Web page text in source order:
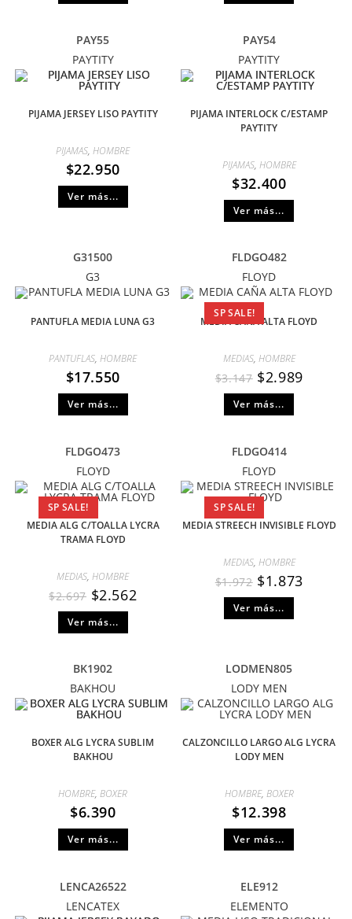
PAY55
PAYTITY
PIJAMA JERSEY LISO PAYTITY
PIJAMAS,HOMBRE
$22.950
Ver más...
PAY54
PAYTITY
PIJAMA INTERLOCK C/ESTAMP
PAYTITY
PIJAMAS, HOMBRE
$32.400
Ver más...
G31500
G3
PANTUFLA MEDIA LUNA G3
PANTUFLAS,HOMBRE
$17.550
Ver más...
FLDGO482
FLOYD
SP SALE!
MEDIA CAÑA ALTA FLOYD
MEDIAS, HOMBRE
$3.147 $2.989
Ver más...
FLDGO473
FLOYD
SP SALE!
MEDIA ALG C/TOALLA LYCRA
TRAMA FLOYD
MEDIAS,HOMBRE
$2.697 $2.562
Ver más...
FLDGO414
FLOYD
SP SALE!
MEDIA STREECH INVISIBLE FLOYD
MEDIAS, HOMBRE
$1.972 $1.873
Ver más...
BK1902
BAKHOU
BOXER ALG LYCRA SUBLIM
BAKHOU
HOMBRE,BOXER
$6.390
Ver más...
LODMEN805
LODY MEN
CALZONCILLO LARGO ALG LYCRA
LODY MEN
HOMBRE, BOXER
$12.398
Ver más...
LENCA26522
LENCATEX
ELE912
ELEMENTO